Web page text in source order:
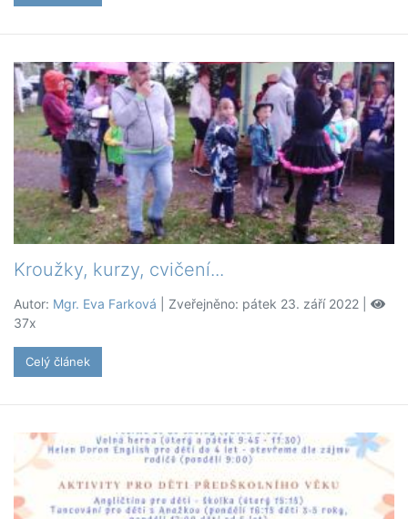
Kroužky, kurzy, cvičení...
Autor: Mgr. Eva Farková | Zveřejněno: pátek 23. září 2022 |
37x
Celý článek